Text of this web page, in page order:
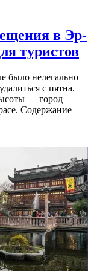
в Эр-
туристов
было нелегально
с пятна.
— город
Содержание